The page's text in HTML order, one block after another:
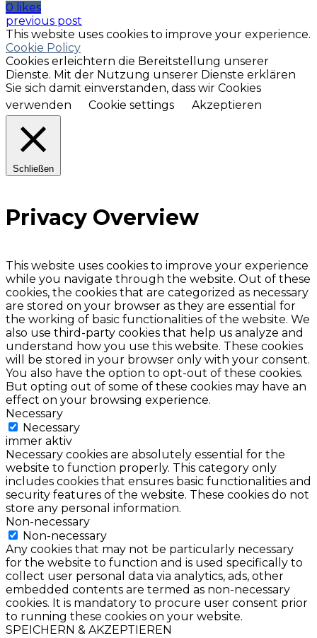
0 likes
previous post
This website uses cookies to improve your experience.
Cookie Policy
Cookies erleichtern die Bereitstellung unserer
Dienste. Mit der Nutzung unserer Dienste erklären
Sie sich damit einverstanden, dass wir Cookies
verwenden
Cookie settings Akzeptieren
Schließen
Privacy Overview
This website uses cookies to improve your experience
while you navigate through the website. Out of these
cookies, the cookies that are categorized as necessary
are stored on your browser as they are essential for
the working of basic functionalities of the website. We
also use third-party cookies that help us analyze and
understand how you use this website. These cookies
will be stored in your browser only with your consent.
You also have the option to opt-out of these cookies.
But opting out of some of these cookies may have an
effect on your browsing experience.
Necessary
Necessary
immer aktiv
Necessary cookies are absolutely essential for the
website to function properly. This category only
includes cookies that ensures basic functionalities and
security features of the website. These cookies do not
store any personal information.
Non-necessary
Non-necessary
Any cookies that may not be particularly necessary
for the website to function and is used specifically to
collect user personal data via analytics, ads, other
embedded contents are termed as non-necessary
cookies. It is mandatory to procure user consent prior
to running these cookies on your website.
SPEICHERN & AKZEPTIEREN